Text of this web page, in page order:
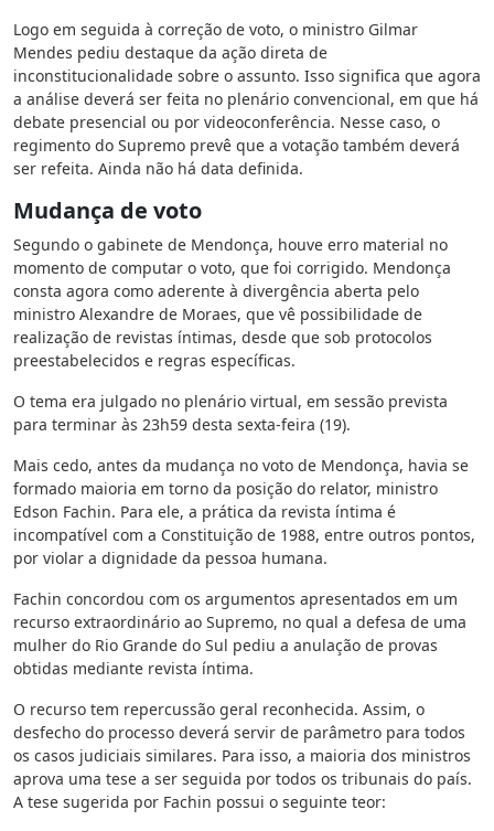
Logo em seguida à correção de voto, o ministro Gilmar
Mendes pediu destaque da ação direta de
inconstitucionalidade sobre o assunto. Isso significa que agora
a análise deverá ser feita no plenário convencional, em que há
debate presencial ou por videoconferência. Nesse caso, o
regimento do Supremo prevê que a votação também deverá
ser refeita. Ainda não há data definida.
Mudança de voto
Segundo o gabinete de Mendonça, houve erro material no
momento de computar o voto, que foi corrigido. Mendonça
consta agora como aderente à divergência aberta pelo
ministro Alexandre de Moraes, que vê possibilidade de
realização de revistas íntimas, desde que sob protocolos
preestabelecidos e regras específicas.
O tema era julgado no plenário virtual, em sessão prevista
para terminar às 23h59 desta sexta-feira (19).
Mais cedo, antes da mudança no voto de Mendonça, havia se
formado maioria em torno da posição do relator, ministro
Edson Fachin. Para ele, a prática da revista íntima é
incompatível com a Constituição de 1988, entre outros pontos,
por violar a dignidade da pessoa humana.
Fachin concordou com os argumentos apresentados em um
recurso extraordinário ao Supremo, no qual a defesa de uma
mulher do Rio Grande do Sul pediu a anulação de provas
obtidas mediante revista íntima.
O recurso tem repercussão geral reconhecida. Assim, o
desfecho do processo deverá servir de parâmetro para todos
os casos judiciais similares. Para isso, a maioria dos ministros
aprova uma tese a ser seguida por todos os tribunais do país.
A tese sugerida por Fachin possui o seguinte teor: